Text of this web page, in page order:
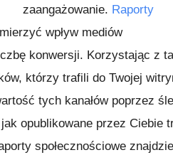
zaangażowanie. Raporty
wpływ mediów
konwersji. Korzystając z
którzy trafili do Twojej
tych kanałów poprzez
opublikowane przez Ciebie
społecznościowe